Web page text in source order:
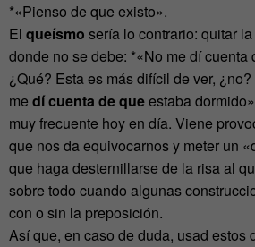
*«Pienso de que existo».
El queísmo sería lo contrario: quitar
donde no se debe: *«No me dí cuenta
¿Qué? Esta es más difícil de ver,
me dí cuenta de queestaba
muy frecuente hoy en día. Viene
que nos da equivocarnos y meter un
que haga desternillarse de la risa al
sobre todo cuando algunas
con o sin la preposición.
Así que, en caso de duda, usad estos